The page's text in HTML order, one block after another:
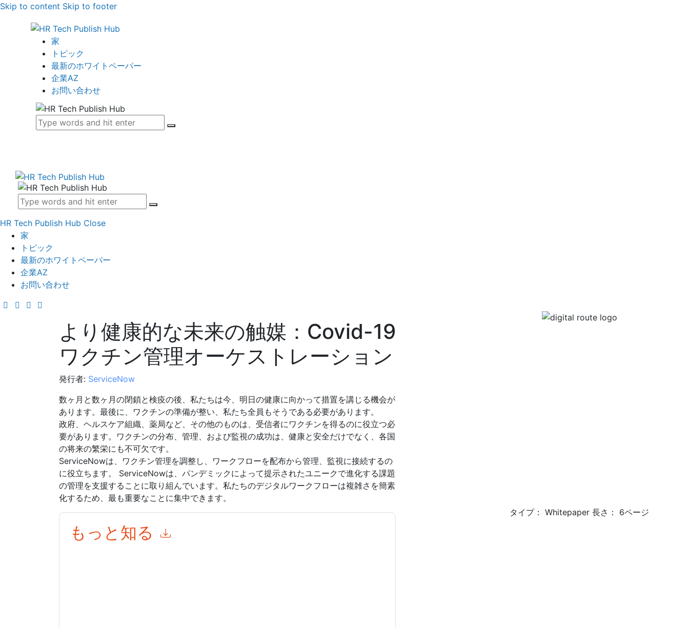
Skip to content Skip to footer
家
トピック
最新のホワイトペーパー
企業AZ
お問い合わせ
HR Tech Publish Hub Close
家
トピック
最新のホワイトペーパー
企業AZ
お問い合わせ
より健康的な未来の触媒：Covid-19
ワクチン管理オーケストレーション
発行者: ServiceNow
数ヶ月と数ヶ月の閉鎖と検疫の後、私たちは今、明日の健康に向かって措置を講じる機会が
あります。最後に、ワクチンの準備が整い、私たち全員もそうである必要があります。
政府、ヘルスケア組織、薬局など、その他のものは、受信者にワクチンを得るのに役立つ必
要があります。ワクチンの分布、管理、および監視の成功は、健康と安全だけでなく、各国
の将来の繁栄にも不可欠です。
ServiceNowは、ワクチン管理を調整し、ワークフローを配布から管理、監視に接続するの
に役立ちます。 ServiceNowは、パンデミックによって提示されたユニークで進化する課題
の管理を支援することに取り組んでいます。私たちのデジタルワークフローは複雑さを簡素
化するため、最も重要なことに集中できます。
もっと知る
タイプ： Whitepaper 長さ： 6ページ